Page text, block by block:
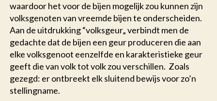
waardoor het voor de bijen mogelijk zou kunnen zijn
volksgenoten van vreemde bijen te onderscheiden.
Aan de uitdrukking “volksgeur„ verbindt men de
gedachte dat de bijen een geur produceren die aan
elke volksgenoot eenzelfde en karakteristieke geur
geeft die van volk tot volk zou verschillen. Zoals
gezegd: er ontbreekt elk sluitend bewijs voor zo’n
stellingname.